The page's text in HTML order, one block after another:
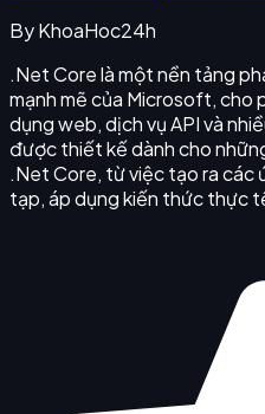
ByKhoaHoc24h
.Net Core là một nền tảng
mạnh mẽ của Microsoft, cho
dụng web, dịch vụ API và
được thiết kế dành cho
.Net Core, từ việc tạo ra các
tạp, áp dụng kiến thức thực